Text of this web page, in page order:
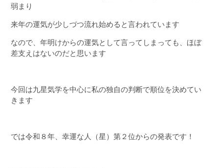
弱まり
来年の運気が少しづつ流れ始めると言われています
なので、年明けからの運気として言ってしまっても、ほぼ
差支えはないのだと思います
今回は九星気学を中心に私の独自の判断で順位を決めてい
きます
では令和８年、幸運な人（星）第２位からの発表です！